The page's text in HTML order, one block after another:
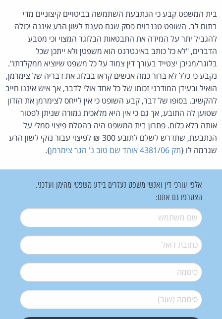
בית המשפט קבע כי הנתבעת השתמשה בביטויים קיצוניים מדי
בתום לב. השופט טננבוים פסק שגם טענת לשון הרע איננה יכולה
להגביל יתר על המידה את התבטאות הבלוגר המצוי וכי מטבע
הדברים, "לא כל כותב באינטרנט הוא משפטן ולא ייתכן שכל
בלוגר/מגיבן יצטייד בעורך דין צמוד על כל משפט שיוציא ממקלדתו".
נקבע כי כלל לא ברור כמה אנשים קראו בבלוג את דבריה של צימרמן,
הואיל ובעידן המודרני זכותו של כל אחד אולי לדבר, אך איש איננו חייב
להקשיב. בסופו של דבר, קבע השופט כי אין לייחס לצימרמן את הזדון
שטוען לה התובע, אך גם כי אין היא מלאכית גמורה שניתן לפטור
אותה בלא כלום. פתרון בית המשפט היה בהטלת פיצוי סמלי על
הנתבעת, שתדרש לשלם לתובע 300 ₪ לפיצוי עבור נזקי לשון הרע
שגרמה לו {תק 4381/06 אוהד שם טוב נ' הגר צימרמן }.
אלפי עורכי דין ואנשי משפט נעזרים בידע משפטי מהימן ועדכני.
הצטרפו גם אתם:
שם משתמש*
דואל*
סיסמה*
סיסמה (שוב)*